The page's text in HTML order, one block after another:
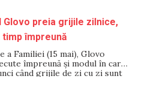
Glovo preia grijile zilnice,
împreună
Familiei (15 mai), Glovo
împreună și modul în care
când grijile de zi cu zi sunt
este prețios, motiv